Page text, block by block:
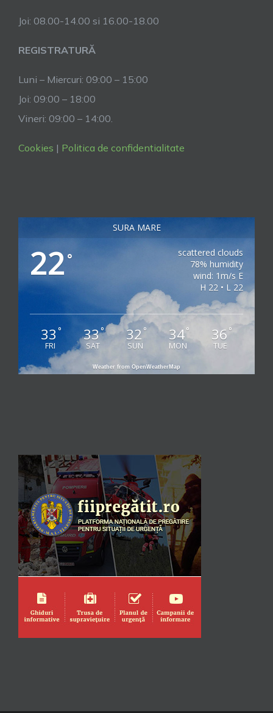
Joi: 08.00-14.00 si 16.00-18.00
REGISTRATURĂ
Luni – Miercuri: 09:00 – 15:00
Joi: 09:00 – 18:00
Vineri: 09:00 – 14:00.
Cookies | Politica de confidentialitate
SURA MARE
22 °
scattered clouds
78% humidity
wind: 1m/s E
H 22 • L 22
33 °
FRI
33°
SAT
32°
SUN
34°
MON
36 °
TUE
Weather from OpenWeatherMap